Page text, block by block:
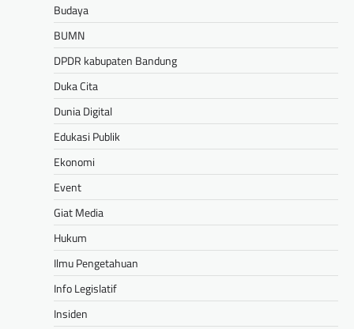
Budaya
BUMN
DPDR kabupaten Bandung
Duka Cita
Dunia Digital
Edukasi Publik
Ekonomi
Event
Giat Media
Hukum
Ilmu Pengetahuan
Info Legislatif
Insiden